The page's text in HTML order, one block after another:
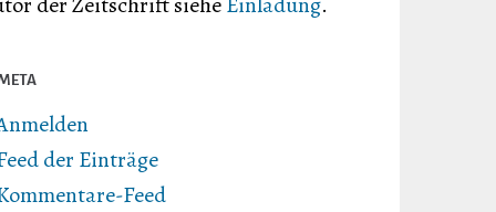
der Einträge
Feed